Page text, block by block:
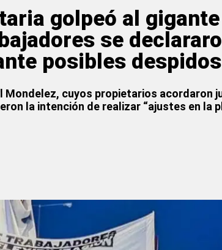
golpeó al
se
posibles despidos
cuyos propietarios acordaron
la intención de realizar “ajustes en la